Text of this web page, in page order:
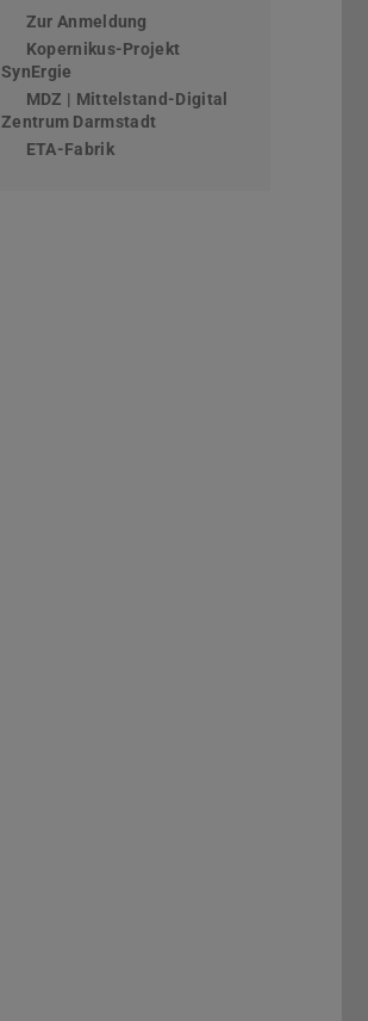
Zur Anmeldung
Kopernikus-Projekt
SynErgie
MDZ | Mittelstand-Digital
Zentrum Darmstadt
ETA-Fabrik